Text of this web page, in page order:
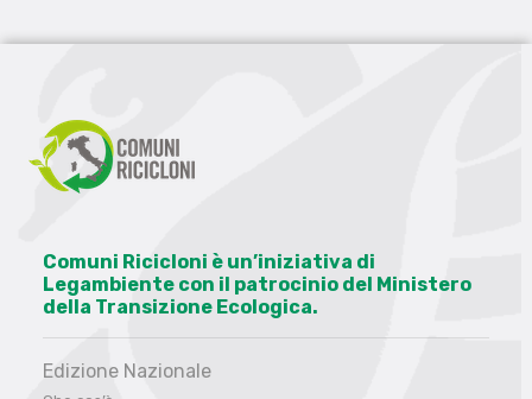
Comuni Ricicloni è un’iniziativa di
Legambiente con il patrocinio del Ministero
della Transizione Ecologica.
Edizione Nazionale